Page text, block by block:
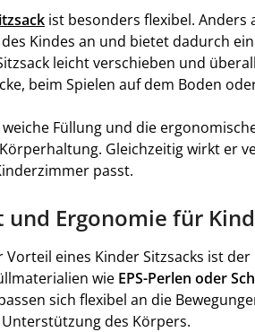
ist besonders flexibel. Anders
Kindes an und bietet dadurch
leicht verschieben und
beim Spielen auf dem Boden
Füllung und die
Gleichzeitig wirkt er
passt.
und Ergonomie für
Vorteil eines Kinder Sitzsacks ist
wie EPS-Perlen oder
sich flexibel an die
des Körpers.